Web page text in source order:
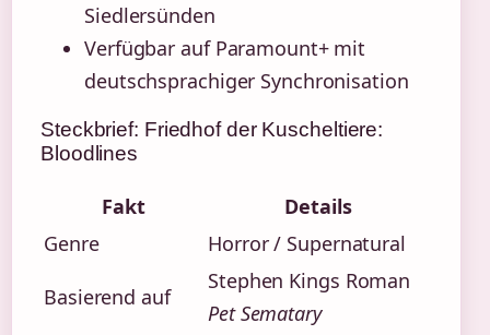
Siedlersünden
Verfügbar auf Paramount+ mit
deutschsprachiger Synchronisation
Steckbrief: Friedhof der Kuscheltiere:
Bloodlines
Fakt
Details
Genre
Horror / Supernatural
Basierend auf
Stephen Kings Roman
Pet Sematary